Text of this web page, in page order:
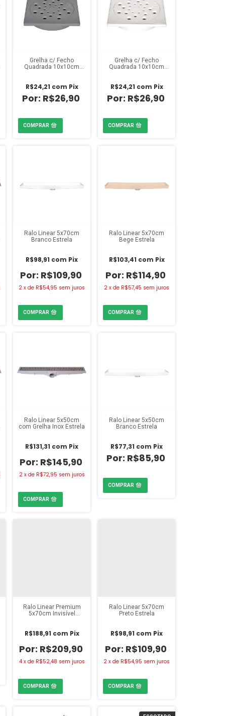
Grelha c/ Fecho
Quadrada 10x10cm
R$26,90
R$24,21 com Pix
Grelha c/ Fecho
Quadrada 10x10cm
R$26,90
R$24,21 com Pix
Ralo Linear 5x70cm
Branco Estrela
R$109,90
R$98,91 com Pix
2 x de R$54,95 sem juros
Ralo Linear 5x70cm
Bege Estrela
R$114,90
R$103,41 com Pix
2 x de R$57,45 sem juros
Ralo Linear 5x50cm
com Grelha Inox Estrela
R$145,90
R$131,31 com Pix
2 x de R$72,95 sem juros
Ralo Linear 5x50cm
Branco Estrela
R$85,90
R$77,31 com Pix
Ralo Linear Premium
5x70cm Invisível
R$209,90
R$188,91 com Pix
4 x de R$52,48 sem juros
Ralo Linear 5x70cm
Preto Estrela
R$109,90
R$98,91 com Pix
2 x de R$54,95 sem juros